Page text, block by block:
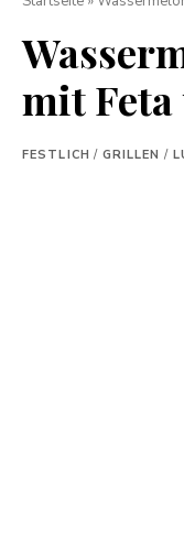
mit
FESTLICH / GRILLEN /